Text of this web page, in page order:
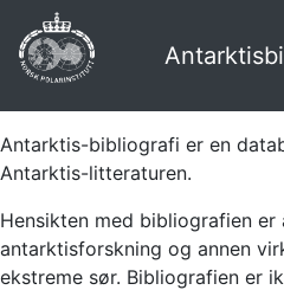
Antarktis-bibliografi er en
Antarktis-litteraturen.
Hensikten med bibliografien
antarktisforskning og annen
ekstreme sør. Bibliografien er